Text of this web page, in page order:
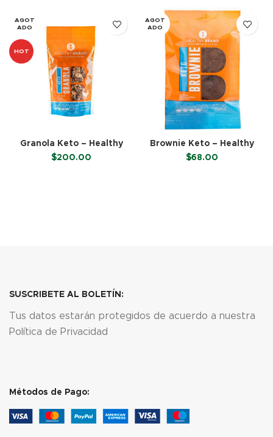
AGOT
ADO
HOT
Granola Keto – Healthy
Brand (250 g)
$200.00
AGOT
ADO
Brownie Keto – Healthy
Brand (45 g)
$68.00
SUSCRIBETE AL BOLETÍN:
Tus datos estarán protegidos de acuerdo a nuestra
Política de Privacidad
Métodos de Pago: